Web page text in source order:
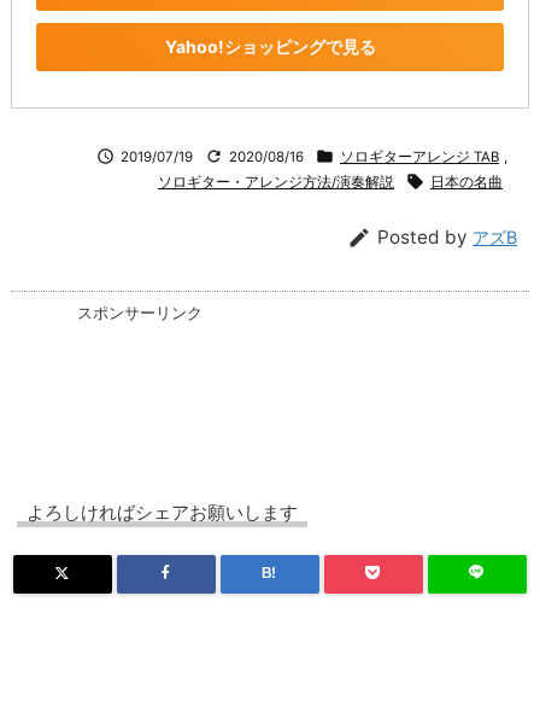
Yahoo!ショッピングで見る
 2019/07/19  2020/08/16  ソロギターアレンジ TAB ,
ソロギター・アレンジ方法/演奏解説
 日本の名曲
 Posted by アズB
スポンサーリンク
よろしければシェアお願いします
B!